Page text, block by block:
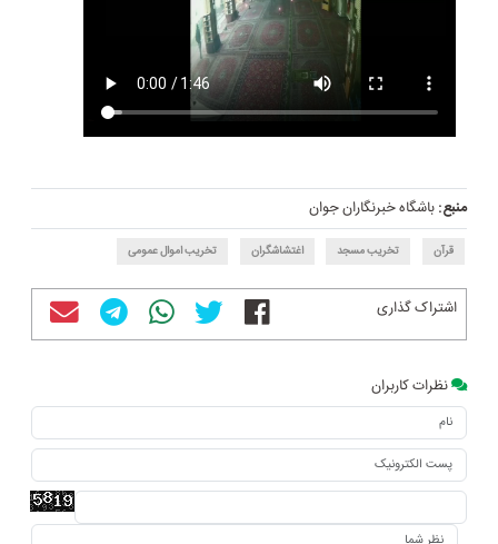
منبع:باشگاه خبرنگاران جوان
قرآن تخریب مسجد اغتشاشگران تخریب اموال عمومی
اشتراک گذاری
نظرات کاربران